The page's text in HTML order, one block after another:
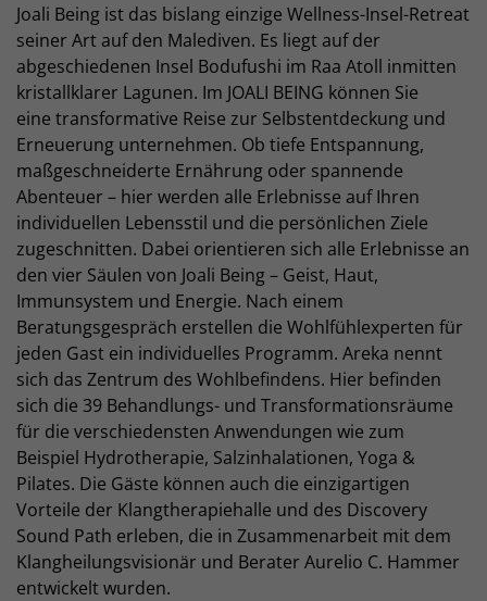
Joali Being ist das bislang einzige Wellness-Insel-Retreat
seiner Art auf den Malediven. Es liegt auf der
abgeschiedenen Insel Bodufushi im Raa Atoll inmitten
kristallklarer Lagunen. Im JOALI BEING können Sie
eine transformative Reise zur Selbstentdeckung und
Erneuerung unternehmen. Ob tiefe Entspannung,
maßgeschneiderte Ernährung oder spannende
Abenteuer – hier werden alle Erlebnisse auf Ihren
individuellen Lebensstil und die persönlichen Ziele
zugeschnitten. Dabei orientieren sich alle Erlebnisse an
den vier Säulen von Joali Being – Geist, Haut,
Immunsystem und Energie. Nach einem
Beratungsgespräch erstellen die Wohlfühlexperten für
jeden Gast ein individuelles Programm. Areka nennt
sich das Zentrum des Wohlbefindens. Hier befinden
sich die 39 Behandlungs- und Transformationsräume
für die verschiedensten Anwendungen wie zum
Beispiel Hydrotherapie, Salzinhalationen, Yoga &
Pilates. Die Gäste können auch die einzigartigen
Vorteile der Klangtherapiehalle und des Discovery
Sound Path erleben, die in Zusammenarbeit mit dem
Klangheilungsvisionär und Berater Aurelio C. Hammer
entwickelt wurden.